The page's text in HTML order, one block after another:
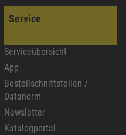
Service
Serviceübersicht
App
Bestellschnittstellen /
Datanorm
Newsletter
Katalogportal